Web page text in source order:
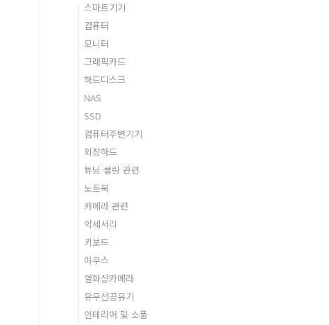
스마트기기
컴퓨터
모니터
그래픽카드
하드디스크
NAS
SSD
컴퓨터주변기기
외장하드
튜닝 쿨링 관련
노트북
카메라 관련
악세서리
키보드
마우스
열화상카메라
유무선공유기
인테리어 및 소품